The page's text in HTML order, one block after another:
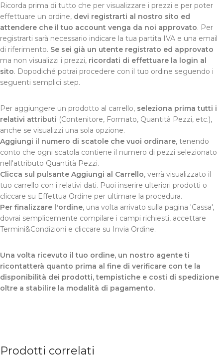
Ricorda prima di tutto che per visualizzare i prezzi e per poter
effettuare un ordine, devi registrarti al nostro sito ed
attendere che il tuo account venga da noi approvato. Per
registrarti sarà necessario indicare la tua partita IVA e una email
di riferimento. Se sei già un utente registrato ed approvato
ma non visualizzi i prezzi, ricordati di effettuare la login al
sito. Dopodiché potrai procedere con il tuo ordine seguendo i
seguenti semplici step.
Per aggiungere un prodotto al carrello, seleziona prima tutti i
relativi attributi (Contenitore, Formato, Quantità Pezzi, etc.),
anche se visualizzi una sola opzione.
Aggiungi il numero di scatole che vuoi ordinare, tenendo
conto che ogni scatola contiene il numero di pezzi selezionato
nell'attributo Quantità Pezzi.
Clicca sul pulsante Aggiungi al Carrello, verrà visualizzato il
tuo carrello con i relativi dati. Puoi inserire ulteriori prodotti o
cliccare su Effettua Ordine per ultimare la procedura.
Per finalizzare l'ordine, una volta arrivato sulla pagina 'Cassa',
dovrai semplicemente compilare i campi richiesti, accettare
Termini&Condizioni e cliccare su Invia Ordine.
Una volta ricevuto il tuo ordine, un nostro agente ti
ricontatterà quanto prima al fine di verificare con te la
disponibilità dei prodotti, tempistiche e costi di spedizione
oltre a stabilire la modalità di pagamento.
Prodotti correlati